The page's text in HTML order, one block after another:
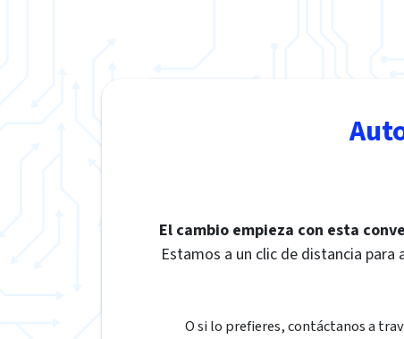
El cambio empieza con esta
Estamos a un clic de distancia para
O si lo prefieres, contáctanos a